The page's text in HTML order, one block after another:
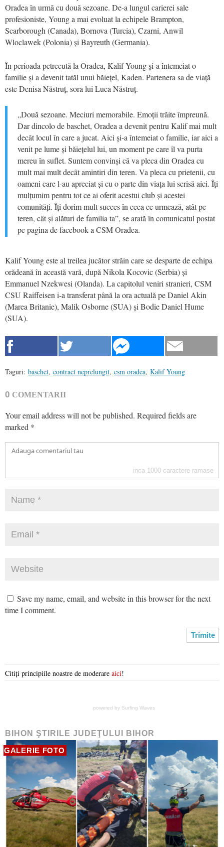
Oradea în urmă cu două sezoane. De-a lungul carierei sale
profesioniste, Young a mai evoluat la echipele Brampton,
Scarborough (Canada), Bornova (Turcia), Czarni, Anwil
Wloclawek (Polonia) și Bayreuth (Germania).
În perioada petrecută la Oradea, Kalif Young și-a întemeiat o
familie și a devenit tatăl unui băiețel, Kaden. Partenera sa de viață
este Denisa Năstruț, sora lui Luca Năstruț.
„Două sezoane. Meciuri memorabile. Emoții trăite împreună.
Dar dincolo de baschet, Oradea a devenit pentru Kalif mai mult
decât locul în care a jucat. Aici și-a întemeiat o familie, iar aici a
venit pe lume și băiețelul lui, un moment pe care îl va purta
mereu în suflet. Suntem convinși că va pleca din Oradea cu
mult mai mult decât amintiri din teren. Va pleca cu prietenii, cu
oameni care l-au apreciat și cu o parte din viața lui scrisă aici. Îți
mulțumim pentru tot ce ai oferit acestui club și acestei
comunități. Îți dorim mult succes în ceea ce urmează, atât pe
teren, cât și alături de familia ta”, se arată în comunicatul postat
pe pagina de facebook a CSM Oradea.
Kalif Young este al treilea jucător străin care se desparte de echipa
orădeană în această vară, după Nikola Kocovic (Serbia) și
Emmanuel Nzekwesi (Olanda). La capitolul veniri stranieri, CSM
CSU Raiffeisen i-a transferat până la ora actuală pe Daniel Akin
(Marea Britanie), Malik Osborne (SUA) și Bodie Daniel Hume
(SUA).
Taguri: baschet, contract neprelungit, csm oradea, Kalif Young
0 COMENTARII
Your email address will not be published. Required fields are
marked *
inca 1000 caractere ramase
Save my name, email, and website in this browser for the next
time I comment.
Citiți principiile noastre de moderare aici!
powered by Surfing Waves
BIHON ŞTIRILE JUDEŢULUI BIHOR
GALERIE FOTO